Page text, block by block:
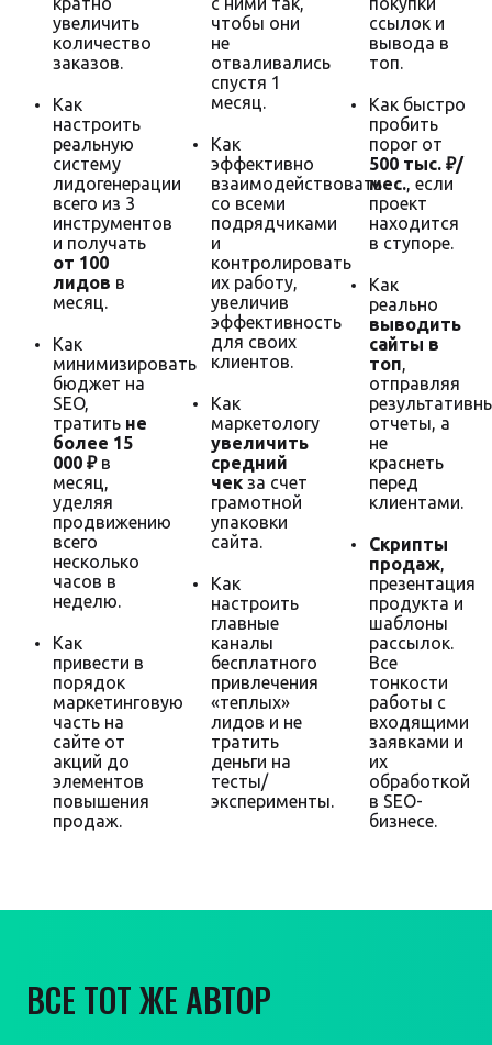
увеличить
количество
заказов.
Как
настроить
реальную
систему
лидогенерации
всего из 3
инструментов
и получать
от 100
лидов в
месяц.
Как
минимизировать
бюджет на
SEO,
тратить не
более 15
000 ₽в
месяц,
уделяя
продвижению
всего
несколько
часов в
неделю.
Как
привести в
порядок
маркетинговую
часть на
сайте от
акций до
элементов
повышения
продаж.
чтобы они
не
отваливались
спустя 1
месяц.
Как
эффективно
взаимодействовать
со всеми
подрядчиками
и
контролировать
их работу,
увеличив
эффективность
для своих
клиентов.
Как
маркетологу
увеличить
средний
чек за счет
грамотной
упаковки
сайта.
Как
настроить
главные
каналы
бесплатного
привлечения
«теплых»
лидов и не
тратить
деньги на
тесты/
эксперименты.
ссылок и
вывода в
топ.
Как быстро
пробить
порог от
500 тыс. ₽/
мес., если
проект
находится
в ступоре.
Как
реально
выводить
сайты в
топ,
отправляя
отчеты, а
не
краснеть
перед
клиентами.
Скрипты
продаж,
презентация
продукта и
шаблоны
рассылок.
Все
тонкости
работы с
входящими
заявками и
их
обработкой
в SEO-
бизнесе.
ВСЕ ТОТ ЖЕ АВТОР